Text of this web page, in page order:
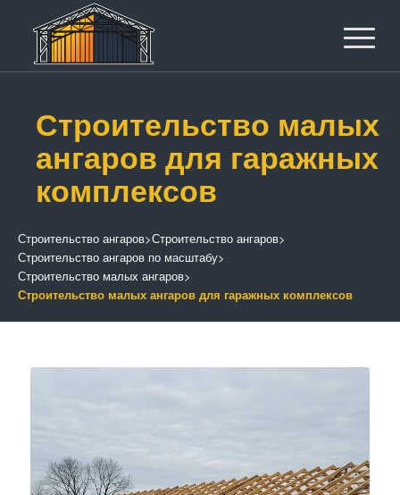
Строительство малых
ангаров для гаражных
комплексов
Строительство ангаров>Строительство ангаров>
Строительство ангаров по масштабу>
Строительство малых ангаров>
Строительство малых ангаров для гаражных комплексов